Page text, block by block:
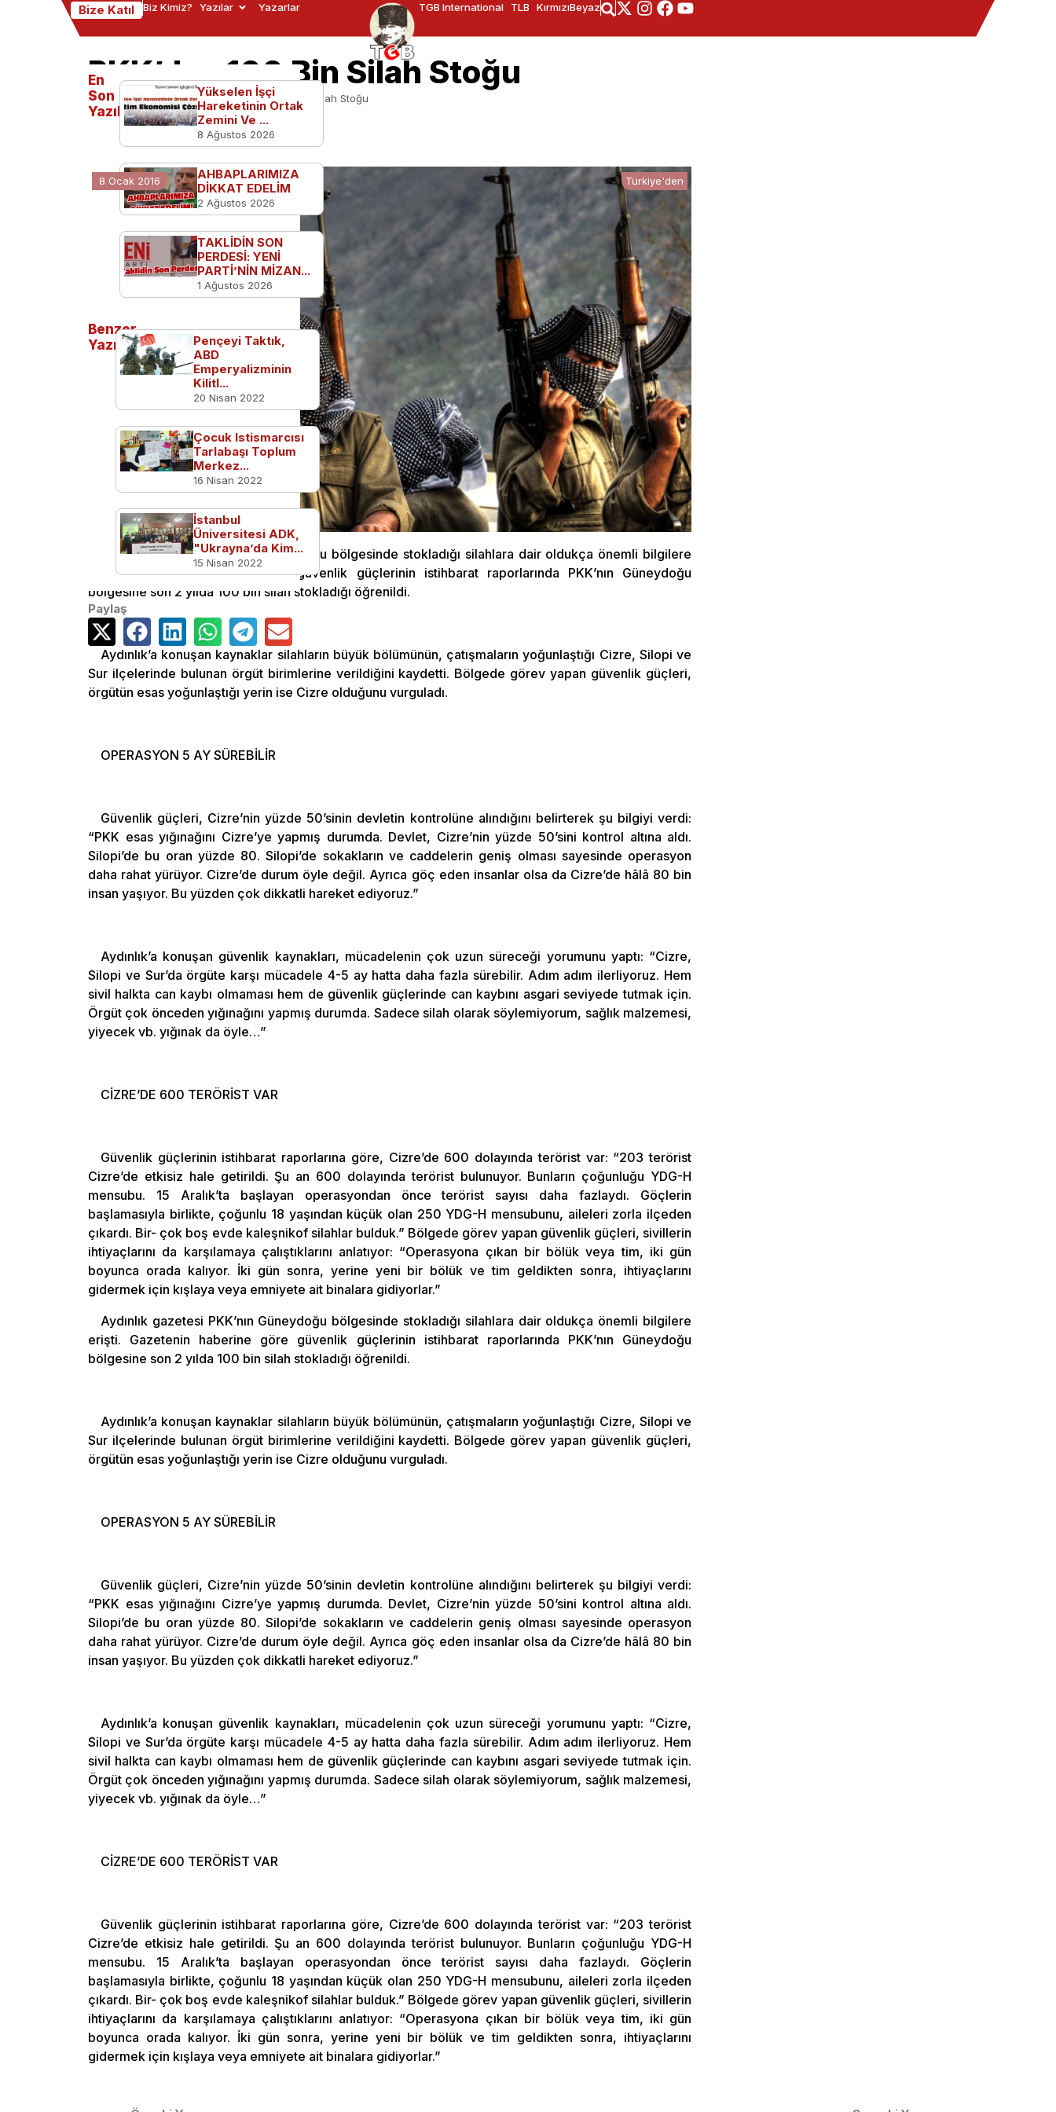
Bize Katıl Biz Kimiz? Yazılar Yazarlar TGB International TLB KırmızıBeyaz
PKK’dan 100 Bin Silah Stoğu
Ana Sayfa Türkiye'den PKK’dan 100 Bin Silah Stoğu
8 Ocak 2016 Türkiye'den
Aydınlık gazetesi PKK’nın Güneydoğu bölgesinde stokladığı silahlara dair oldukça önemli bilgilere
erişti. Gazetenin haberine göre güvenlik güçlerinin istihbarat raporlarında PKK’nın Güneydoğu
bölgesine son 2 yılda 100 bin silah stokladığı öğrenildi.
Aydınlık’a konuşan kaynaklar silahların büyük bölümünün, çatışmaların yoğunlaştığı Cizre, Silopi ve
Sur ilçelerinde bulunan örgüt birimlerine verildiğini kaydetti. Bölgede görev yapan güvenlik güçleri,
örgütün esas yoğunlaştığı yerin ise Cizre olduğunu vurguladı.
OPERASYON 5 AY SÜREBİLİR
Güvenlik güçleri, Cizre’nin yüzde 50’sinin devletin kontrolüne alındığını belirterek şu bilgiyi verdi:
“PKK esas yığınağını Cizre’ye yapmış durumda. Devlet, Cizre’nin yüzde 50’sini kontrol altına aldı.
Silopi’de bu oran yüzde 80. Silopi’de sokakların ve caddelerin geniş olması sayesinde operasyon
daha rahat yürüyor. Cizre’de durum öyle değil. Ayrıca göç eden insanlar olsa da Cizre’de hâlâ 80 bin
insan yaşıyor. Bu yüzden çok dikkatli hareket ediyoruz.”
Aydınlık’a konuşan güvenlik kaynakları, mücadelenin çok uzun süreceği yorumunu yaptı: “Cizre,
Silopi ve Sur’da örgüte karşı mücadele 4-5 ay hatta daha fazla sürebilir. Adım adım ilerliyoruz. Hem
sivil halkta can kaybı olmaması hem de güvenlik güçlerinde can kaybını asgari seviyede tutmak için.
Örgüt çok önceden yığınağını yapmış durumda. Sadece silah olarak söylemiyorum, sağlık malzemesi,
yiyecek vb. yığınak da öyle…”
CİZRE’DE 600 TERÖRİST VAR
Güvenlik güçlerinin istihbarat raporlarına göre, Cizre’de 600 dolayında terörist var: “203 terörist
Cizre’de etkisiz hale getirildi. Şu an 600 dolayında terörist bulunuyor. Bunların çoğunluğu YDG-H
mensubu. 15 Aralık’ta başlayan operasyondan önce terörist sayısı daha fazlaydı. Göçlerin
başlamasıyla birlikte, çoğunlu 18 yaşından küçük olan 250 YDG-H mensubunu, aileleri zorla ilçeden
çıkardı. Bir- çok boş evde kaleşnikof silahlar bulduk.” Bölgede görev yapan güvenlik güçleri, sivillerin
ihtiyaçlarını da karşılamaya çalıştıklarını anlatıyor: “Operasyona çıkan bir bölük veya tim, iki gün
boyunca orada kalıyor. İki gün sonra, yerine yeni bir bölük ve tim geldikten sonra, ihtiyaçlarını
gidermek için kışlaya veya emniyete ait binalara gidiyorlar.”
Aydınlık gazetesi PKK’nın Güneydoğu bölgesinde stokladığı silahlara dair oldukça önemli bilgilere
erişti. Gazetenin haberine göre güvenlik güçlerinin istihbarat raporlarında PKK’nın Güneydoğu
bölgesine son 2 yılda 100 bin silah stokladığı öğrenildi.
Aydınlık’a konuşan kaynaklar silahların büyük bölümünün, çatışmaların yoğunlaştığı Cizre, Silopi ve
Sur ilçelerinde bulunan örgüt birimlerine verildiğini kaydetti. Bölgede görev yapan güvenlik güçleri,
örgütün esas yoğunlaştığı yerin ise Cizre olduğunu vurguladı.
OPERASYON 5 AY SÜREBİLİR
Güvenlik güçleri, Cizre’nin yüzde 50’sinin devletin kontrolüne alındığını belirterek şu bilgiyi verdi:
“PKK esas yığınağını Cizre’ye yapmış durumda. Devlet, Cizre’nin yüzde 50’sini kontrol altına aldı.
Silopi’de bu oran yüzde 80. Silopi’de sokakların ve caddelerin geniş olması sayesinde operasyon
daha rahat yürüyor. Cizre’de durum öyle değil. Ayrıca göç eden insanlar olsa da Cizre’de hâlâ 80 bin
insan yaşıyor. Bu yüzden çok dikkatli hareket ediyoruz.”
Aydınlık’a konuşan güvenlik kaynakları, mücadelenin çok uzun süreceği yorumunu yaptı: “Cizre,
Silopi ve Sur’da örgüte karşı mücadele 4-5 ay hatta daha fazla sürebilir. Adım adım ilerliyoruz. Hem
sivil halkta can kaybı olmaması hem de güvenlik güçlerinde can kaybını asgari seviyede tutmak için.
Örgüt çok önceden yığınağını yapmış durumda. Sadece silah olarak söylemiyorum, sağlık malzemesi,
yiyecek vb. yığınak da öyle…”
CİZRE’DE 600 TERÖRİST VAR
Güvenlik güçlerinin istihbarat raporlarına göre, Cizre’de 600 dolayında terörist var: “203 terörist
Cizre’de etkisiz hale getirildi. Şu an 600 dolayında terörist bulunuyor. Bunların çoğunluğu YDG-H
mensubu. 15 Aralık’ta başlayan operasyondan önce terörist sayısı daha fazlaydı. Göçlerin
başlamasıyla birlikte, çoğunlu 18 yaşından küçük olan 250 YDG-H mensubunu, aileleri zorla ilçeden
çıkardı. Bir- çok boş evde kaleşnikof silahlar bulduk.” Bölgede görev yapan güvenlik güçleri, sivillerin
ihtiyaçlarını da karşılamaya çalıştıklarını anlatıyor: “Operasyona çıkan bir bölük veya tim, iki gün
boyunca orada kalıyor. İki gün sonra, yerine yeni bir bölük ve tim geldikten sonra, ihtiyaçlarını
gidermek için kışlaya veya emniyete ait binalara gidiyorlar.”
En
Son
Yazılanlar
Yükselen İşçi
Hareketinin Ortak
Zemini Ve ...
8 Ağustos 2026
AHBAPLARIMIZA
DİKKAT EDELİM
2 Ağustos 2026
TAKLİDİN SON
PERDESİ: YENİ
PARTİ’NİN MİZAN...
1 Ağustos 2026
Benzer
Yazılar
Pençeyi Taktık,
ABD
Emperyalizminin
Kilitl...
20 Nisan 2022
Çocuk Istismarcısı
Tarlabaşı Toplum
Merkez...
16 Nisan 2022
İstanbul
Üniversitesi ADK,
"Ukrayna’da Kim...
15 Nisan 2022
Paylaş